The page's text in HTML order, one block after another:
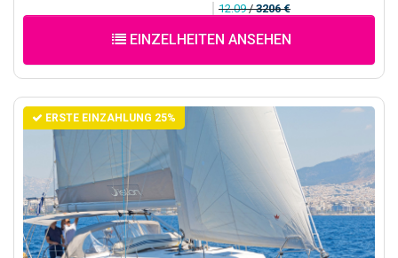
12.09/3206 €
EINZELHEITEN ANSEHEN
ERSTE EINZAHLUNG 25%